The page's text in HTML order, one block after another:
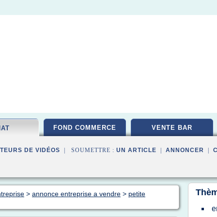
FOND COMMERCE VENTE BAR
DE VIDÉOS | SOUMETTRE : UN ARTICLE ANNONCER
> annonce entreprise a vendre > petite